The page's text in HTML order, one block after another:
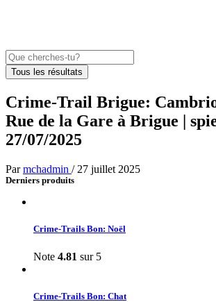
Tous les résultats
Crime-Trail Brigue:
Rue de la Gare à Brigue |
27/07/2025
Parmchadmin / 27 juillet 2025
Derniers produits
Crime-Trails Bon: Noël
Note 4.81 sur 5
Crime-Trails Bon: Chat